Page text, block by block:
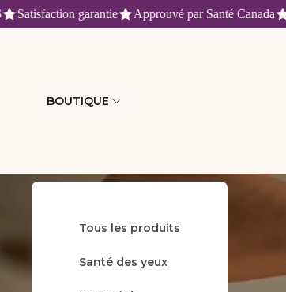
garantie Approuvé par Santé Canada
Fruitomed : produits de
BOUTIQUE
Tous les produits
Santé des yeux